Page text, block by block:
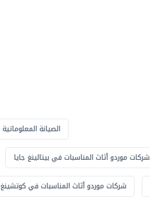
الصيانة المعلوماتية
شركات موردو أثاث المناسبات في بيتالينغ جايا
شركات موردو أثاث المناسبات في كوتشينغ